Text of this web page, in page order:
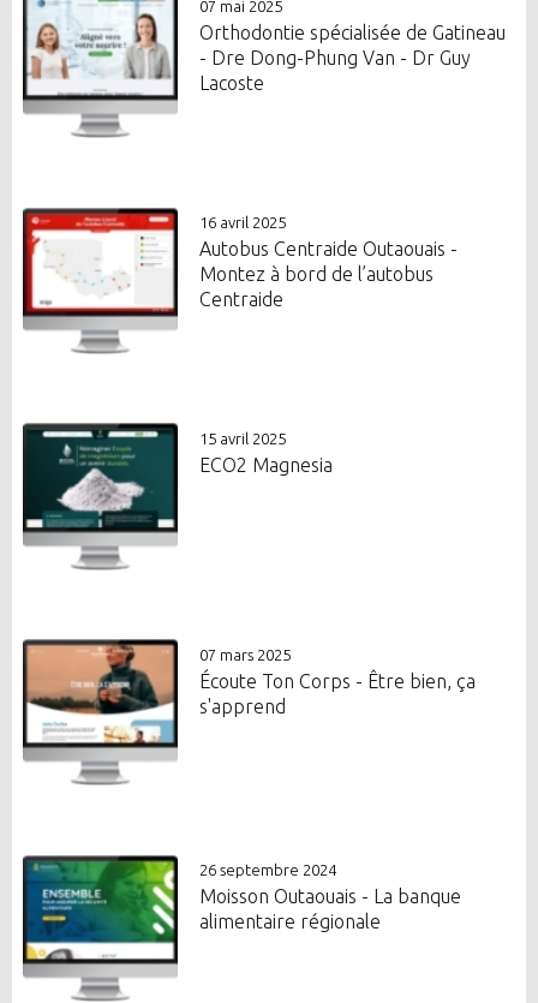
07 mai 2025
Orthodontie spécialisée de Gatineau
- Dre Dong-Phung Van - Dr Guy
Lacoste
16 avril 2025
Autobus Centraide Outaouais -
Montez à bord de l’autobus
Centraide
15 avril 2025
ECO2 Magnesia
07 mars 2025
Écoute Ton Corps - Être bien, ça
s'apprend
26 septembre 2024
Moisson Outaouais - La banque
alimentaire régionale